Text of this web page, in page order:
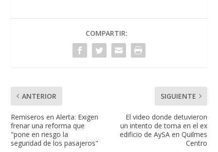
COMPARTIR:
ANTERIOR
Remiseros en Alerta: Exigen
frenar una reforma que
"pone en riesgo la
seguridad de los pasajeros"
SIGUIENTE
El video donde detuvieron
un intento de toma en el ex
edificio de AySA en Quilmes
Centro